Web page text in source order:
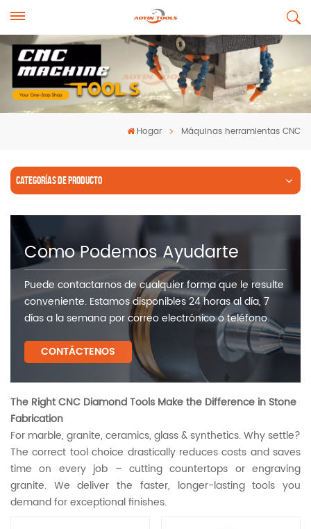
Hogar Máquinas herramientas CNC
CATEGORÍAS DE PRODUCTO
Como Podemos Ayudarte
Puede contactarnos de cualquier forma que le resulte
conveniente. Estamos disponibles 24 horas al día, 7
días a la semana por correo electrónico o teléfono.
CONTÁCTENOS
‌The Right CNC Diamond Tools Make the Difference in Stone
Fabrication‌
For marble, granite, ceramics, glass & synthetics. Why settle?
The correct tool choice drastically reduces costs and saves
time on every job – cutting countertops or engraving
granite. We deliver the faster, longer-lasting tools you
demand for exceptional finishes.